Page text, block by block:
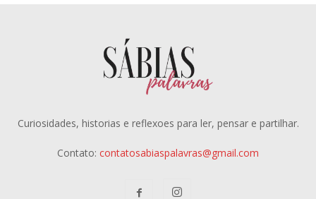
Curiosidades, historias e reflexoes para ler, pensar e partilhar.
Contato: contatosabiaspalavras@gmail.com